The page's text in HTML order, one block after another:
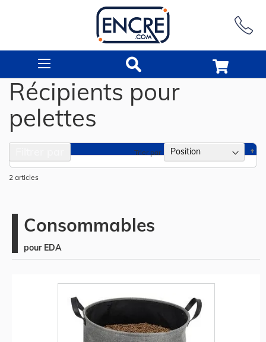
Récipients pour
pelettes
2 articles
Trier par
Consommables
pour EDA